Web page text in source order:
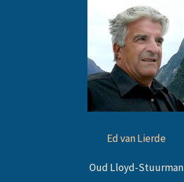
Ed van Lierde
Oud Lloyd-Stuurman